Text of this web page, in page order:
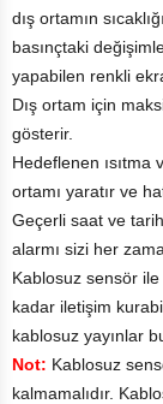
dış ortamın
basınçtaki
yapabilen renkli
Dış ortam için
gösterir.
Hedeflenen ısıtma
ortamı yaratır ve
Geçerli saat ve
alarmı sizi her
Kablosuz sensör
kadar iletişim
kablosuz yayınlar
Not: Kablosuz
kalmamalıdır.